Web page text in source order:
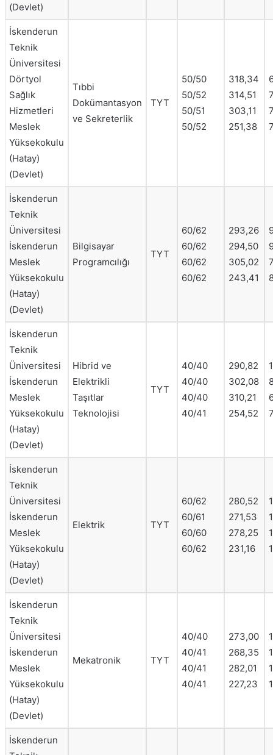
(Devlet)
İskenderun
Teknik
Üniversitesi
Dörtyol
Sağlık
Hizmetleri
Meslek
Yüksekokulu
(Hatay)
(Devlet)
Tıbbi
Dokümantasyon
ve Sekreterlik
TYT
50/50
50/52
50/51
50/52
318,34
314,51
303,11
251,38
İskenderun
Teknik
Üniversitesi
İskenderun
Meslek
Yüksekokulu
(Hatay)
(Devlet)
Bilgisayar
Programcılığı
TYT
60/62
60/62
60/62
60/62
293,26
294,50
305,02
243,41
İskenderun
Teknik
Üniversitesi
İskenderun
Meslek
Yüksekokulu
(Hatay)
(Devlet)
Hibrid ve
Elektrikli
Taşıtlar
Teknolojisi
TYT
40/40
40/40
40/40
40/41
290,82
302,08
310,21
254,52
İskenderun
Teknik
Üniversitesi
İskenderun
Meslek
Yüksekokulu
(Hatay)
(Devlet)
Elektrik TYT
60/62
60/61
60/60
60/62
280,52
271,53
278,25
231,16
İskenderun
Teknik
Üniversitesi
İskenderun
Meslek
Yüksekokulu
(Hatay)
(Devlet)
Mekatronik TYT
40/40
40/41
40/41
40/41
273,00
268,35
282,01
227,23
İskenderun